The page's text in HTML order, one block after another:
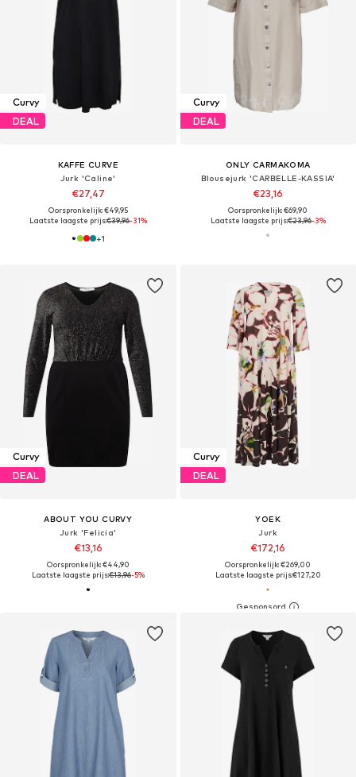
Curvy
DEAL
KAFFE CURVE
Jurk 'Caline'
€27,47
Oorspronkelijk: €49,95
Laatste laagste prijs:€39,96-31%
+1
Curvy
DEAL
ONLY CARMAKOMA
Blousejurk 'CARBELLE-KASSIA'
€23,16
Oorspronkelijk: €69,90
Laatste laagste prijs:€23,96-3%
Curvy
DEAL
ABOUT YOU CURVY
Jurk 'Felicia'
€13,16
Oorspronkelijk: €44,90
Laatste laagste prijs:€13,96-5%
Curvy
DEAL
YOEK
Jurk
€172,16
Oorspronkelijk: €269,00
Laatste laagste prijs:€127,20